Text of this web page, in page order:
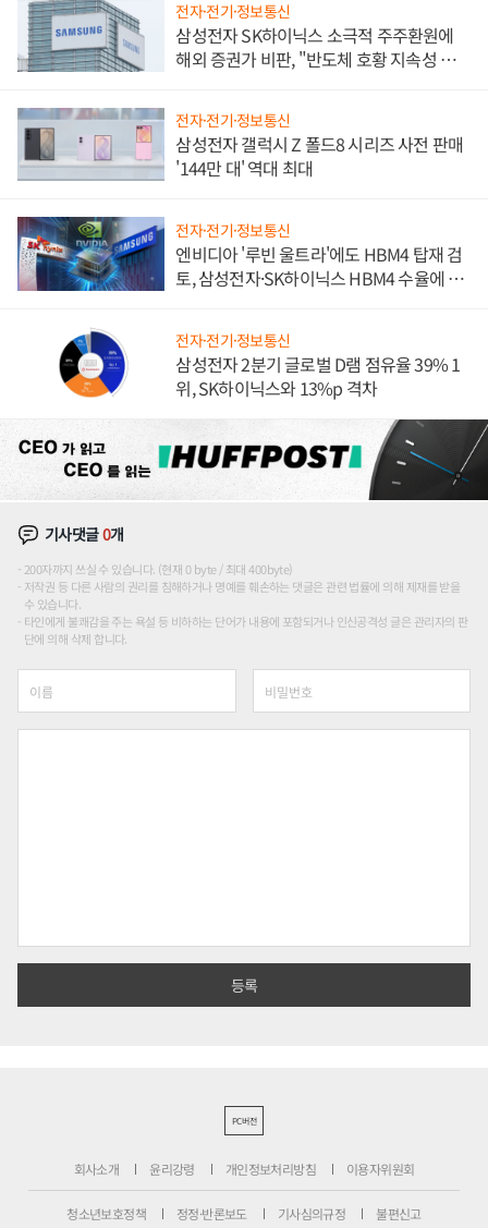
전자·전기·정보통신
삼성전자 SK하이닉스 소극적 주주환원에
해외 증권가 비판, "반도체 호황 지속성 의
전자·전기·정보통신
삼성전자 갤럭시 Z 폴드8 시리즈 사전 판매
'144만 대' 역대 최대
전자·전기·정보통신
엔비디아 '루빈 울트라'에도 HBM4 탑재 검
토, 삼성전자·SK하이닉스 HBM4 수율에 주
전자·전기·정보통신
삼성전자 2분기 글로벌 D램 점유율 39% 1
위, SK하이닉스와 13%p 격차
기사댓글0개
200자까지 쓰실 수 있습니다. (현재 0 byte / 최대 400byte)
저작권 등 다른 사람의 권리를 침해하거나 명예를 훼손하는 댓글은 관련 법률에 의해 제재를 받을
수 있습니다.
타인에게 불쾌감을 주는 욕설 등 비하하는 단어가 내용에 포함되거나 인신공격성 글은 관리자의 판
단에 의해 삭제 합니다.
PC버전
회사소개 윤리강령 개인정보처리방침 이용자위원회
청소년보호정책 정정·반론보도 기사심의규정 불편신고